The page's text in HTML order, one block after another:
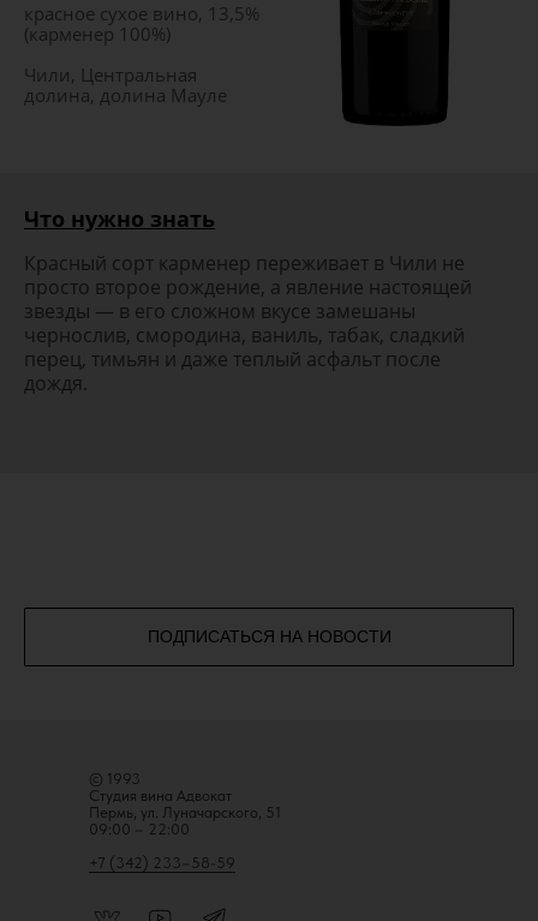
красное сухое вино, 13,5%
(карменер 100%)
Чили, Центральная
долина, долина Мауле
Красный сорт карменер переживает в Чили не
просто второе рождение, а явление настоящей
звезды — в его сложном вкусе замешаны
чернослив, смородина, ваниль, табак, сладкий
перец, тимьян и даже теплый асфальт после
дождя.
Что нужно знать
ПОДПИСАТЬСЯ НА НОВОСТИ
© 1993
Студия вина Адвокат
Пермь, ул. Луначарского, 51
09:00 – 22:00
+7 (342) 233–58-59